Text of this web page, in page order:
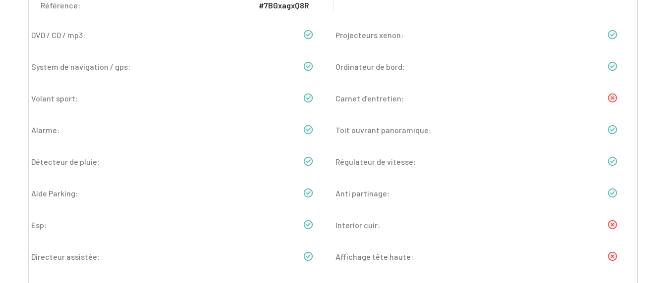
Référence:
#7BGxagxQ8R
DVD / CD / mp3:
System de navigation / gps:
Volant sport:
Alarme:
Détecteur de pluie:
Aide Parking:
Esp:
Directeur assistée:
Projecteurs xenon:
Ordinateur de bord:
Carnet d’entretien:
Toit ouvrant panoramique:
Régulateur de vitesse:
Anti partinage:
Interior cuir:
Affichage tête haute: